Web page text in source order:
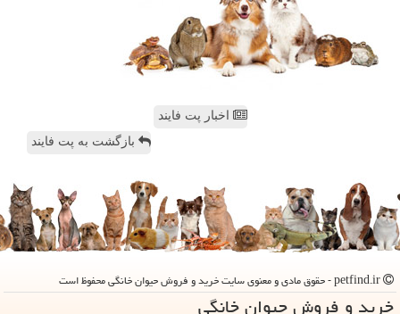
اخبار پت فایند
بازگشت به پت فایند
خرید و فروش حیوان خانگی